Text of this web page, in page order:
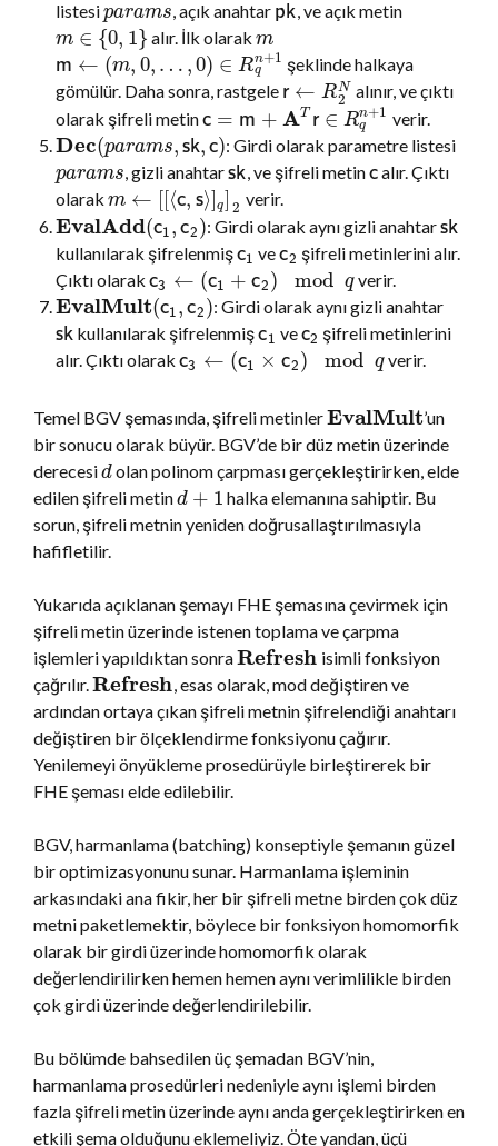
listesiparams , açık anahtar p k , ve açık metin
m ∈ {0, 1} alır. İlk olarak m
m ← (m, 0, … ,0) ∈ Rn+1
q
şeklinde halkaya
gömülür. Daha sonra, rastgele r ← RN
2
alınır, ve çıktı
olarak şifreli metinc = m + AT r ∈ Rn+1
q verir.
Dec(params, sk, c): Girdi olarak parametre listesi
params, gizli anahtarsk, ve şifreli metincalır. Çıktı
olarak m ← [[⟨c, s⟩]q] 2 verir.
EvalAdd(c1 , c2 ): Girdi olarak aynı gizli anahtarsk
kullanılarak şifrelenmişc1 vec2 şifreli metinlerini alır.
Çıktı olarak c3 ← (c1 + c2 ) mod qverir.
EvalMult(c1 , c2 ): Girdi olarak aynı gizli anahtar
sk kullanılarak şifrelenmişc1 vec2 şifreli metinlerini
alır. Çıktı olarak c3 ← (c1 × c2 ) mod qverir.
Temel BGV şemasında, şifreli metinlerEvalMult’un
bir sonucu olarak büyür. BGV’de bir düz metin üzerinde
derecesidolan polinom çarpması gerçekleştirirken, elde
edilen şifreli metind + 1 halka elemanına sahiptir. Bu
sorun, şifreli metnin yeniden doğrusallaştırılmasıyla
hafifletilir.
Yukarıda açıklanan şemayı FHE şemasına çevirmek için
şifreli metin üzerinde istenen toplama ve çarpma
işlemleri yapıldıktan sonraRefresh isimli fonksiyon
çağrılır.Refresh, esas olarak, mod değiştiren ve
ardından ortaya çıkan şifreli metnin şifrelendiği anahtarı
değiştiren bir ölçeklendirme fonksiyonu çağırır.
Yenilemeyi önyükleme prosedürüyle birleştirerek bir
FHE şeması elde edilebilir.
BGV, harmanlama (batching) konseptiyle şemanın güzel
bir optimizasyonunu sunar. Harmanlama işleminin
arkasındaki ana fikir, her bir şifreli metne birden çok düz
metni paketlemektir, böylece bir fonksiyon homomorfik
olarak bir girdi üzerinde homomorfik olarak
değerlendirilirken hemen hemen aynı verimlilikle birden
çok girdi üzerinde değerlendirilebilir.
Bu bölümde bahsedilen üç şemadan BGV’nin,
harmanlama prosedürleri nedeniyle aynı işlemi birden
fazla şifreli metin üzerinde aynı anda gerçekleştirirken en
etkili şema olduğunu eklemeliyiz. Öte yandan, üçü